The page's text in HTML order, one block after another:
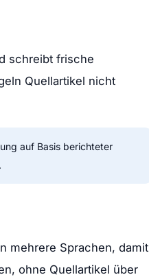
schreibt frische
Quellartikel nicht
auf Basis berichteter
mehrere Sprachen, damit
ohne Quellartikel über